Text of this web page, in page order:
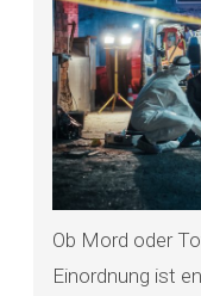
Ob Mord oder
Einordnung ist